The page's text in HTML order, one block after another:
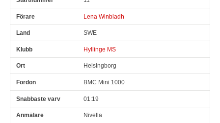
Lena Winbladh
SWE
Hyllinge MS
Helsingborg
BMC Mini 1000
01:19
Nivella